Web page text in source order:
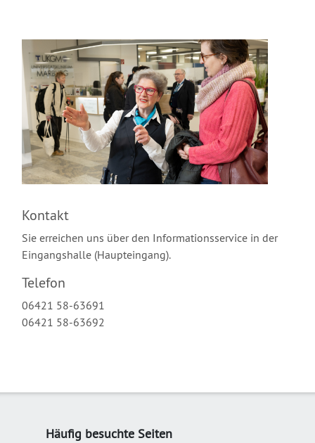
Kontakt
Sie erreichen uns über den Informationsservice in der
Eingangshalle (Haupteingang).
Telefon
06421 58-63691
06421 58-63692
Häufig besuchte Seiten